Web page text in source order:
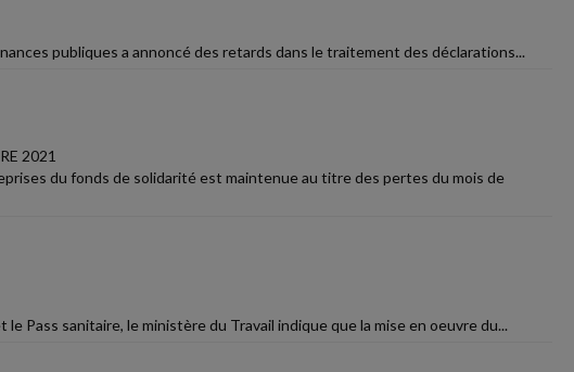
publiques a annoncé des retards dans le traitement des déclarations...
2021
du fonds de solidarité est maintenue au titre des pertes du mois de
Pass sanitaire, le ministère du Travail indique que la mise en oeuvre du...